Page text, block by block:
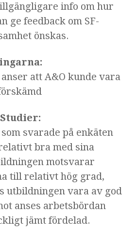
info om hur
ge feedback om SF-
önskas.
att A&O kunde vara
svarade på enkäten
bra med sina
motsvarar
till relativt hög grad,
utbildningen vara av god
anses arbetsbördan
jämt fördelad.